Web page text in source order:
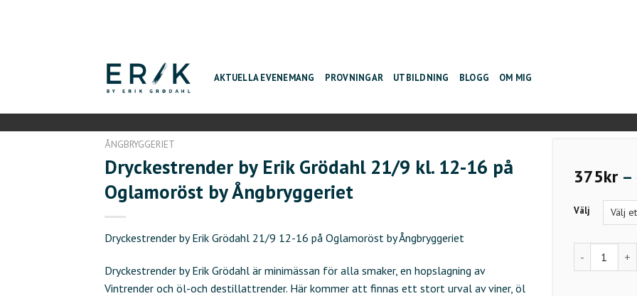
AKTUELLA EVENEMANG PROVNINGAR UTBILDNING BLOGG OM MIG
ÅNGBRYGGERIET
Dryckestrender by Erik Grödahl 21/9 kl. 12-16 på
Oglamoröst by Ångbryggeriet
Dryckestrender by Erik Grödahl 21/9 12-16 på Oglamoröst by Ångbryggeriet
Dryckestrender by Erik Grödahl är minimässan för alla smaker, en hopslagning av
Vintrender och öl-och destillattrender. Här kommer att finnas ett stort urval av viner, öl
375kr –
Välj